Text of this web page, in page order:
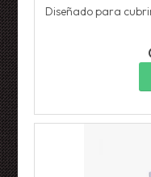
Diseñado para